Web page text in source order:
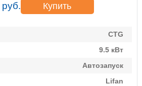
руб. Купить
CTG
9.5 кВт
Автозапуск
Lifan